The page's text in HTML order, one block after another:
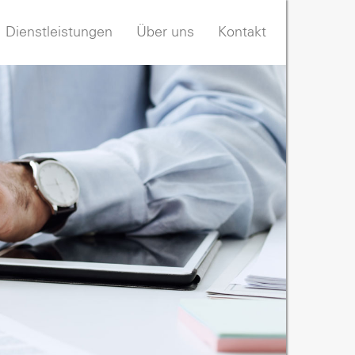
Dienstleistungen Über uns Kontakt